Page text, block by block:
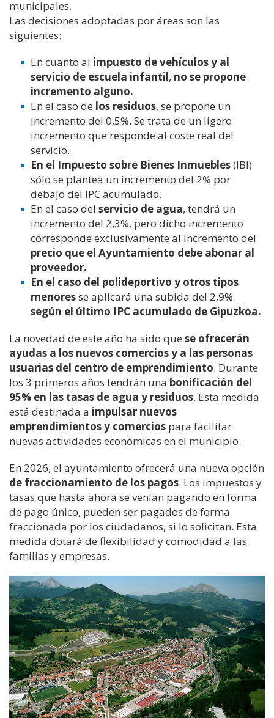
municipales.
Las decisiones adoptadas por áreas son las
siguientes:
En cuanto al impuesto de vehículos y al
servicio de escuela infantil, no se propone
incremento alguno.
En el caso de los residuos, se propone un
incremento del 0,5%. Se trata de un ligero
incremento que responde al coste real del
servicio.
En el Impuesto sobre Bienes Inmuebles(IBI)
sólo se plantea un incremento del 2% por
debajo del IPC acumulado.
En el caso del servicio de agua, tendrá un
incremento del 2,3%, pero dicho incremento
corresponde exclusivamente al incremento del
precio que el Ayuntamiento debe abonar al
proveedor.
En el caso del polideportivo y otros tipos
menoresse aplicará una subida del 2,9%
según el último IPC acumulado de Gipuzkoa.
La novedad de este año ha sido que se ofrecerán
ayudas a los nuevos comercios y a las personas
usuarias del centro de emprendimiento. Durante
los 3 primeros años tendrán una bonificación del
95% en las tasas de agua y residuos. Esta medida
está destinada a impulsar nuevos
emprendimientos y comercios para facilitar
nuevas actividades económicas en el municipio.
En 2026, el ayuntamiento ofrecerá una nueva opción
de fraccionamiento de los pagos. Los impuestos y
tasas que hasta ahora se venían pagando en forma
de pago único, pueden ser pagados de forma
fraccionada por los ciudadanos, si lo solicitan. Esta
medida dotará de flexibilidad y comodidad a las
familias y empresas.